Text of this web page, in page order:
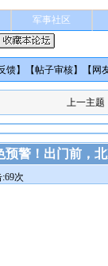
军事社区
馈】【帖子审核】【 网
上一主题
预警！出门前，
次